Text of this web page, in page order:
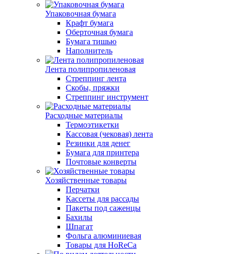
Упаковочная бумага
Крафт бумага
Оберточная бумага
Бумага тишью
Наполнитель
Лента полипропиленовая
Стреппинг лента
Скобы, пряжки
Стреппинг инструмент
Расходные материалы
Термоэтикетки
Кассовая (чековая) лента
Резинки для денег
Бумага для принтера
Почтовые конверты
Хозяйственные товары
Перчатки
Кассеты для рассады
Пакеты под саженцы
Бахилы
Шпагат
Фольга алюминиевая
Товары для HoReCa